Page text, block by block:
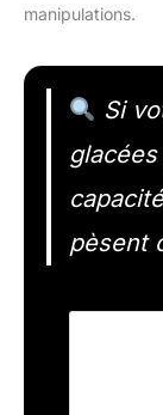
manipulations.
Si
pèsent